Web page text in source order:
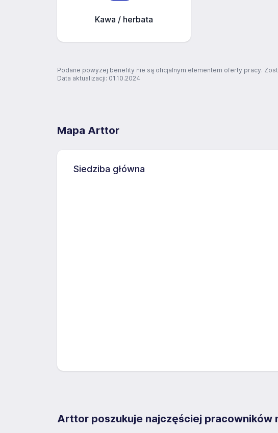
Kawa / herbata
Podane powyżej benefity nie są oficjalnym elementem oferty pracy.
Data aktualizacji: 01.10.2024
Mapa Arttor
Siedziba główna
Arttor poszukuje najczęściej pracowników